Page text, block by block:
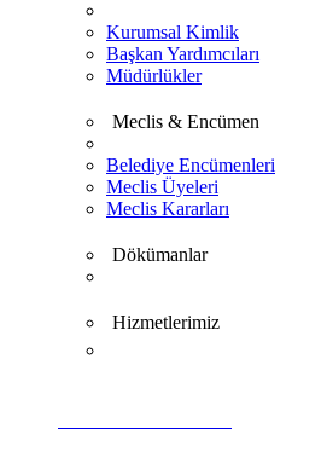
Kurumsal Kimlik
Başkan Yardımcıları
Müdürlükler
Meclis & Encümen
Belediye Encümenleri
Meclis Üyeleri
Meclis Kararları
Dökümanlar
Hizmetlerimiz